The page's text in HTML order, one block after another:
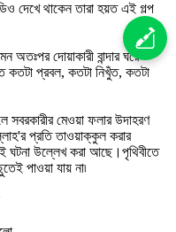
দেখে থাকেন তারা হয়ত এই গল্প
অতঃপর দোয়াকারী বান্দার ঘরে
কতটা প্রবল, কতটা নিখুঁত, কতটা
মেওয়া ফলার উদাহরণ
প্রতি তাওয়াক্কুল করার
ঘটনা উল্লেখ করা আছে।পৃথিবীতে
পাওয়া যায় না৷